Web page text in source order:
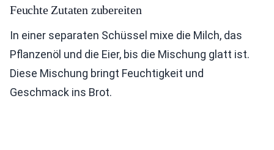
Feuchte Zutaten zubereiten
In einer separaten Schüssel mixe die Milch, das
Pflanzenöl und die Eier, bis die Mischung glatt ist.
Diese Mischung bringt Feuchtigkeit und
Geschmack ins Brot.